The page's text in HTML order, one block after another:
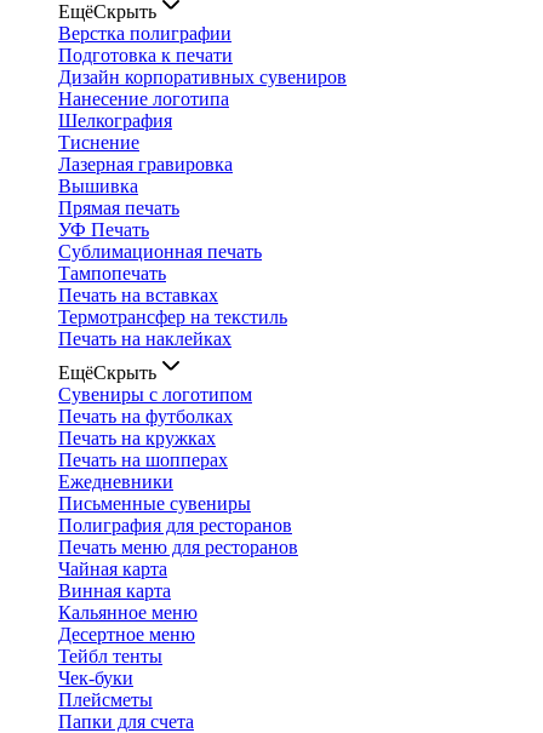
ЕщёСкрыть
Верстка полиграфии
Подготовка к печати
Дизайн корпоративных сувениров
Нанесение логотипа
Шелкография
Тиснение
Лазерная гравировка
Вышивка
Прямая печать
УФ Печать
Сублимационная печать
Тампопечать
Печать на вставках
Термотрансфер на текстиль
Печать на наклейках
ЕщёСкрыть
Сувениры с логотипом
Печать на футболках
Печать на кружках
Печать на шопперах
Ежедневники
Письменные сувениры
Полиграфия для ресторанов
Печать меню для ресторанов
Чайная карта
Винная карта
Кальянное меню
Десертное меню
Тейбл тенты
Чек-буки
Плейсметы
Папки для счета